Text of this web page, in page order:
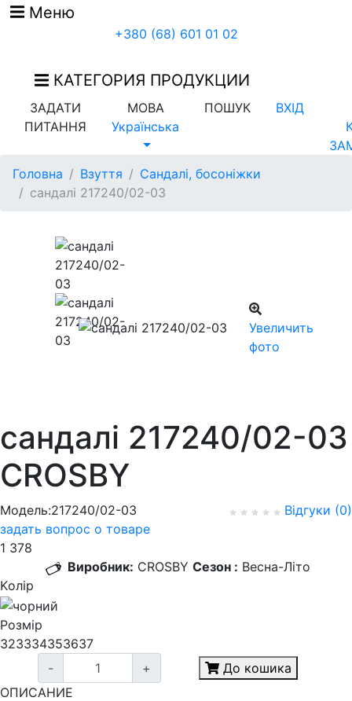
Меню
+380 (68) 601 01 02
КАТЕГОРИЯ ПРОДУКЦИИ
ЗАДАТИ
ПИТАННЯ
МОВА
Українська
ПОШУК
ВХІД
Головна
Взуття
Сандалі, босоніжки
сандалі 217240/02-03
Увеличить
фото
сандалі 217240/02-03
CROSBY
Модель:217240/02-03
Відгуки (0)
задать вопрос о товаре
1 378
Виробник: CROSBY Сезон : Весна-Літо
Kолір
Розмір
323334353637
-
+
До кошика
ОПИСАНИЕ